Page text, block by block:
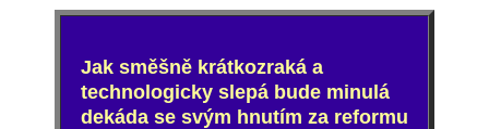
Jak směšně krátkozraká a
technologicky slepá bude minulá
dekáda se svým hnutím za reformu